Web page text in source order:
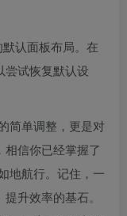
认面板布局。在
尝试恢复默认设
简单调整，更是对
信你已经掌握了
地航行。记住，一
升效率的基石。